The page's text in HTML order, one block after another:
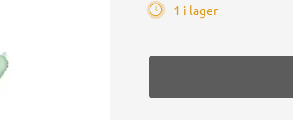
1 i lager